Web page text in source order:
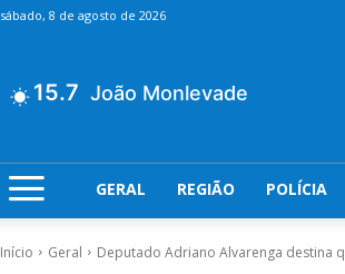
sábado, 8 de agosto de 2026
15.7 João Monlevade
GERAL REGIÃO POLÍCIA
Início Geral Deputado Adriano Alvarenga destina